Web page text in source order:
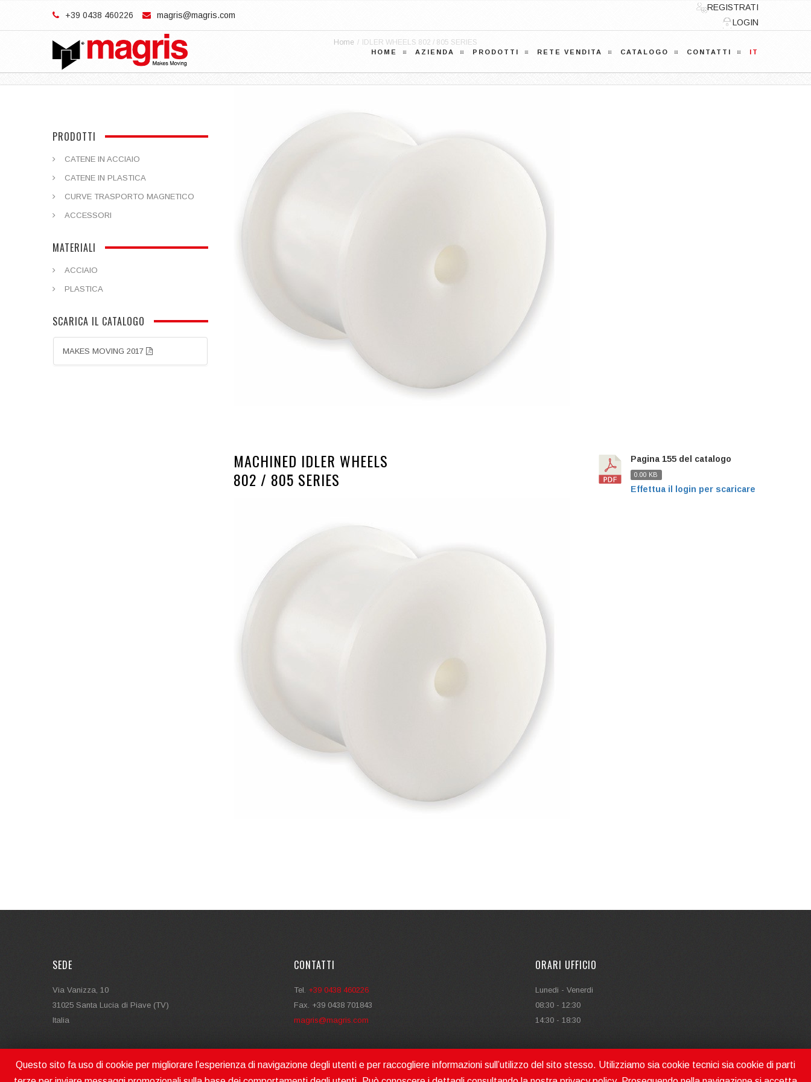
+39 0438 460226 magris@magris.com
REGISTRATI
LOGIN
HOME AZIENDA PRODOTTI RETE VENDITA CATALOGO CONTATTI IT
Home / IDLER WHEELS 802 / 805 SERIES
MACHINED IDLER WHEELS
802 / 805 SERIES
Pagina 155 del catalogo
0.00 KB
Effettua il login per scaricare
PRODOTTI
CATENE IN ACCIAIO
CATENE IN PLASTICA
CURVE TRASPORTO MAGNETICO
ACCESSORI
MATERIALI
ACCIAIO
PLASTICA
SCARICA IL CATALOGO
MAKES MOVING 2017
SEDE
Via Vanizza, 10
31025 Santa Lucia di Piave (TV)
Italia
CONTATTI
Tel. +39 0438 460226
Fax. +39 0438 701843
magris@magris.com
ORARI UFFICIO
Lunedi - Venerdi
08:30 - 12:30
14:30 - 18:30
Questo sito fa uso di cookie per migliorare l’esperienza di navigazione degli utenti e per raccogliere informazioni sull’utilizzo del sito stesso. Utilizziamo sia cookie tecnici sia cookie di parti